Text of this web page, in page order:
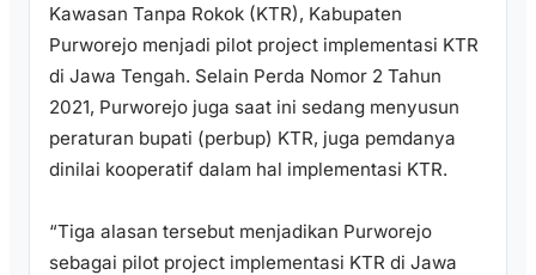
Kawasan Tanpa Rokok (KTR), Kabupaten
Purworejo menjadi pilot project implementasi KTR
di Jawa Tengah. Selain Perda Nomor 2 Tahun
2021, Purworejo juga saat ini sedang menyusun
peraturan bupati (perbup) KTR, juga pemdanya
dinilai kooperatif dalam hal implementasi KTR.
“Tiga alasan tersebut menjadikan Purworejo
sebagai pilot project implementasi KTR di Jawa